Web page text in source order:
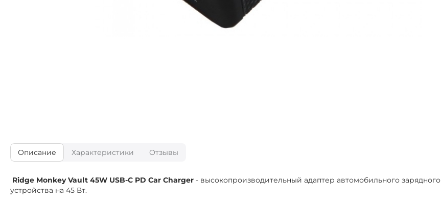
Описание Характеристики Отзывы
Ridge Monkey Vault 45W USB-C PD Car Charger - высокопроизводительный адаптер автомобильного зарядного
устройства на 45 Вт.